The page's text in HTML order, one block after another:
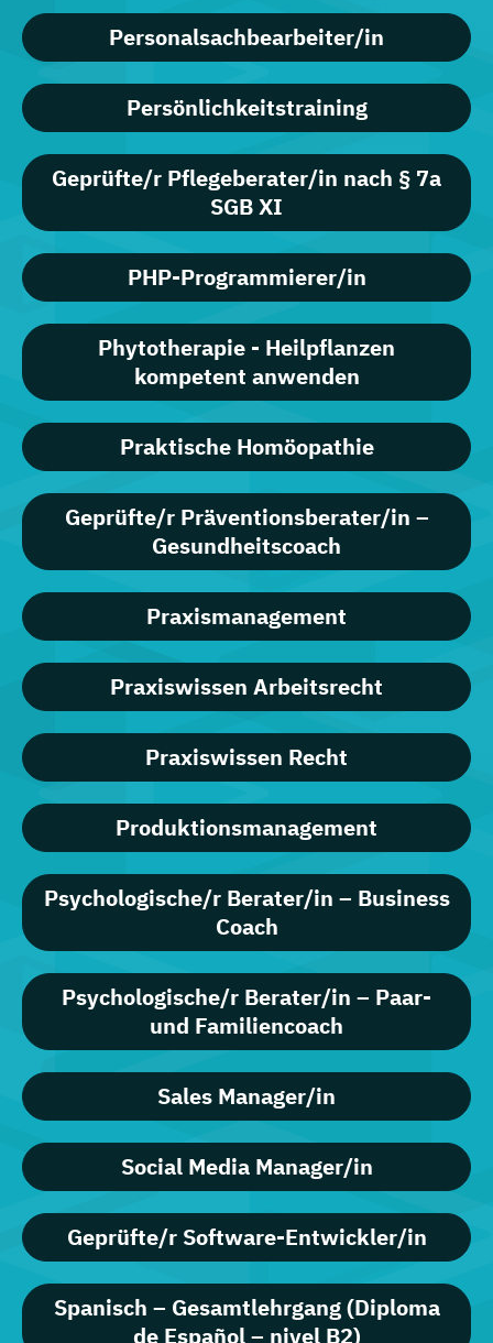
Personalsachbearbeiter/in
Persönlichkeitstraining
Geprüfte/r Pflegeberater/in nach § 7a
SGB XI
PHP-Programmierer/in
Phytotherapie - Heilpflanzen
kompetent anwenden
Praktische Homöopathie
Geprüfte/r Präventionsberater/in –
Gesundheitscoach
Praxismanagement
Praxiswissen Arbeitsrecht
Praxiswissen Recht
Produktionsmanagement
Psychologische/r Berater/in – Business
Coach
Psychologische/r Berater/in – Paar-
und Familiencoach
Sales Manager/in
Social Media Manager/in
Geprüfte/r Software-Entwickler/in
Spanisch – Gesamtlehrgang (Diploma
de Español – nivel B2)